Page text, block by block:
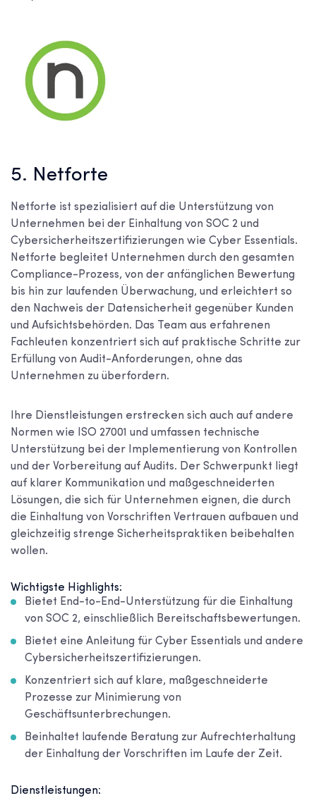
5. Netforte
Netforte ist spezialisiert auf die Unterstützung von
Unternehmen bei der Einhaltung von SOC 2 und
Cybersicherheitszertifizierungen wie Cyber Essentials.
Netforte begleitet Unternehmen durch den gesamten
Compliance-Prozess, von der anfänglichen Bewertung
bis hin zur laufenden Überwachung, und erleichtert so
den Nachweis der Datensicherheit gegenüber Kunden
und Aufsichtsbehörden. Das Team aus erfahrenen
Fachleuten konzentriert sich auf praktische Schritte zur
Erfüllung von Audit-Anforderungen, ohne das
Unternehmen zu überfordern.
Ihre Dienstleistungen erstrecken sich auch auf andere
Normen wie ISO 27001 und umfassen technische
Unterstützung bei der Implementierung von Kontrollen
und der Vorbereitung auf Audits. Der Schwerpunkt liegt
auf klarer Kommunikation und maßgeschneiderten
Lösungen, die sich für Unternehmen eignen, die durch
die Einhaltung von Vorschriften Vertrauen aufbauen und
gleichzeitig strenge Sicherheitspraktiken beibehalten
wollen.
Wichtigste Highlights:
Bietet End-to-End-Unterstützung für die Einhaltung
von SOC 2, einschließlich Bereitschaftsbewertungen.
Bietet eine Anleitung für Cyber Essentials und andere
Cybersicherheitszertifizierungen.
Konzentriert sich auf klare, maßgeschneiderte
Prozesse zur Minimierung von
Geschäftsunterbrechungen.
Beinhaltet laufende Beratung zur Aufrechterhaltung
der Einhaltung der Vorschriften im Laufe der Zeit.
Dienstleistungen: